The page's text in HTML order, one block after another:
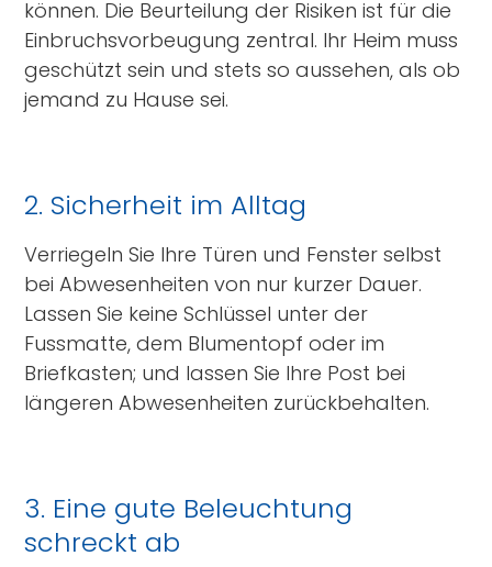
können. Die Beurteilung der Risiken ist für die
Einbruchsvorbeugung zentral. Ihr Heim muss
geschützt sein und stets so aussehen, als ob
jemand zu Hause sei.
2. Sicherheit im Alltag
Verriegeln Sie Ihre Türen und Fenster selbst
bei Abwesenheiten von nur kurzer Dauer.
Lassen Sie keine Schlüssel unter der
Fussmatte, dem Blumentopf oder im
Briefkasten; und lassen Sie Ihre Post bei
längeren Abwesenheiten zurückbehalten.
3. Eine gute Beleuchtung
schreckt ab